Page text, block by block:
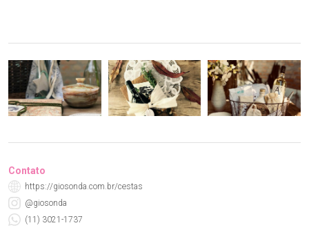
Contato
https://giosonda.com.br/cestas
@giosonda
(11) 3021-1737